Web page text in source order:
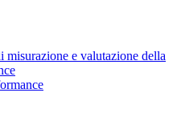
misurazione e valutazione della